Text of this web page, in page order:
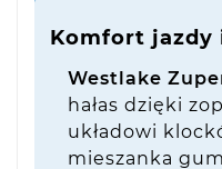
Komfort jazdy
Westlake
hałas dzięki
układowi
mieszanka